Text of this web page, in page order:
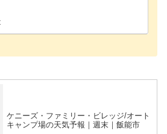
ケニーズ・ファミリー・ビレッジ/オート
キャンプ場の天気予報｜週末｜飯能市